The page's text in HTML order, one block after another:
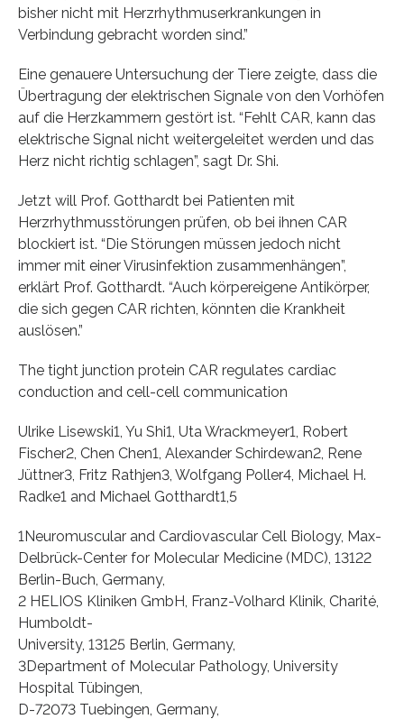
bisher nicht mit Herzrhythmuserkrankungen in
Verbindung gebracht worden sind.”
Eine genauere Untersuchung der Tiere zeigte, dass die
Übertragung der elektrischen Signale von den Vorhöfen
auf die Herzkammern gestört ist. “Fehlt CAR, kann das
elektrische Signal nicht weitergeleitet werden und das
Herz nicht richtig schlagen”, sagt Dr. Shi.
Jetzt will Prof. Gotthardt bei Patienten mit
Herzrhythmusstörungen prüfen, ob bei ihnen CAR
blockiert ist. “Die Störungen müssen jedoch nicht
immer mit einer Virusinfektion zusammenhängen”,
erklärt Prof. Gotthardt. “Auch körpereigene Antikörper,
die sich gegen CAR richten, könnten die Krankheit
auslösen.”
The tight junction protein CAR regulates cardiac
conduction and cell-cell communication
Ulrike Lisewski1, Yu Shi1, Uta Wrackmeyer1, Robert
Fischer2, Chen Chen1, Alexander Schirdewan2, Rene
Jüttner3, Fritz Rathjen3, Wolfgang Poller4, Michael H.
Radke1 and Michael Gotthardt1,5
1Neuromuscular and Cardiovascular Cell Biology, Max-
Delbrück-Center for Molecular Medicine (MDC), 13122
Berlin-Buch, Germany,
2 HELIOS Kliniken GmbH, Franz-Volhard Klinik, Charité,
Humboldt-
University, 13125 Berlin, Germany,
3Department of Molecular Pathology, University
Hospital Tübingen,
D-72073 Tuebingen, Germany,